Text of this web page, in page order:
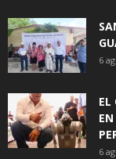
6
EL
6